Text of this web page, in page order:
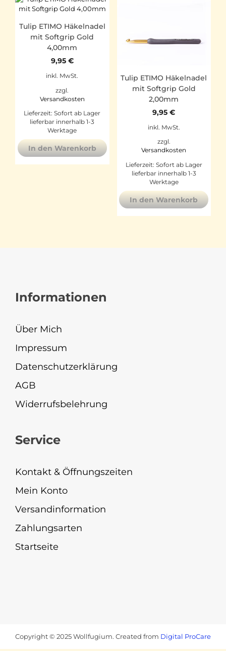
Tulip ETIMO Häkelnadel
mit Softgrip Gold
4,00mm
9,95 €
inkl. MwSt.
zzgl.
Versandkosten
Lieferzeit:Sofort ab Lager
lieferbar innerhalb 1-3
Werktage
In den Warenkorb
Tulip ETIMO Häkelnadel
mit Softgrip Gold
2,00mm
9,95€
inkl. MwSt.
zzgl.
Versandkosten
Lieferzeit: Sofort ab Lager
lieferbar innerhalb 1-3
Werktage
In den Warenkorb
Informationen
Über Mich
Impressum
Datenschutzerklärung
AGB
Widerrufsbelehrung
Service
Kontakt & Öffnungszeiten
Mein Konto
Versandinformation
Zahlungsarten
Startseite
Copyright © 2025 Wollfugium. Created from Digital ProCare